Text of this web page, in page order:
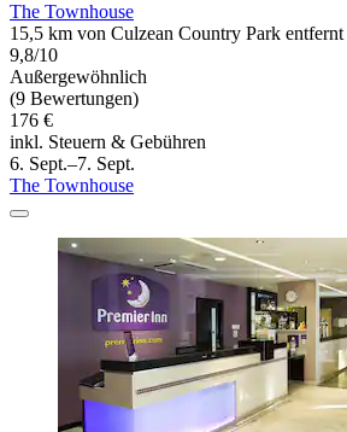
The Townhouse
15,5 km von Culzean Country Park entfernt
9,8/10
Außergewöhnlich
(9 Bewertungen)
176 €
inkl. Steuern & Gebühren
6. Sept.–7. Sept.
The Townhouse